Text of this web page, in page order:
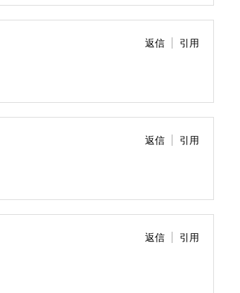
返信 引用
返信 引用
返信 引用